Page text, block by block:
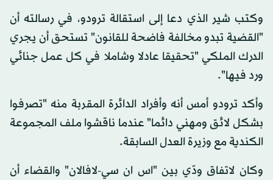
وكتب شير الذي دعا إلى استقالة ترودو، في رسالته أن
"القضية تبدو مخالفة فاضحة للقانون" تستحق أن يجري
الدرك الملكي "تحقيقا عادلا وشاملا في كل عمل جنائي
ورد فيها".
وأكد ترودو أمس أنه وأفراد الدائرة المقربة منه "تصرفوا
بشكل لائق ومهني دائما" عندما ناقشوا ملف المجموعة
الكندية مع وزيرة العدل السابقة.
وكان لاتفاق ودّي بين "اس ان سي-لافالان" والقضاء أن